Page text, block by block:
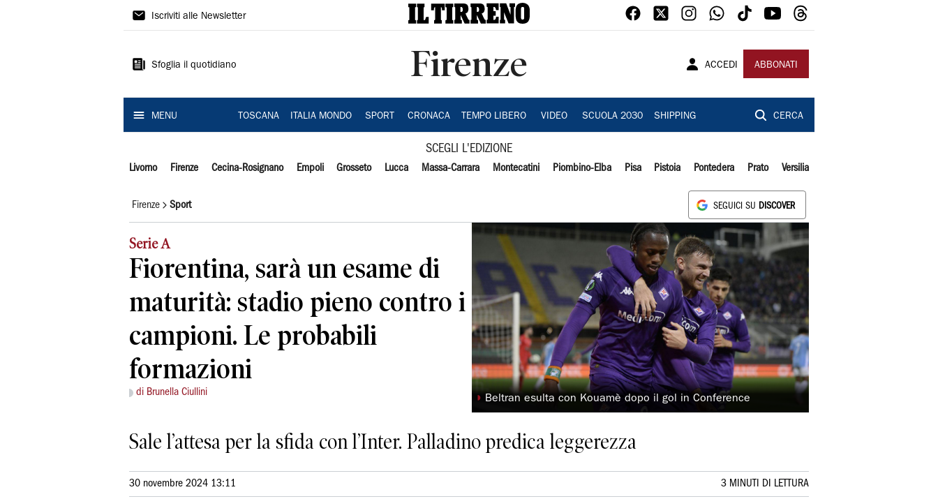
Il
Iscriviti alle Newsletter
Sfoglia il quotidiano Firenze ACCEDI ABBONATI
MENU TOSCANA ITALIA MONDO SPORT CRONACA TEMPO LIBERO VIDEO SCUOLA 2030 SHIPPING CERCA
SCEGLI L'EDIZIONE
Livorno Firenze Cecina-Rosignano Empoli Grosseto Lucca Massa-Carrara Montecatini Piombino-Elba Pisa Pistoia Pontedera Prato Versilia
Firenze Sport SEGUICI SU DISCOVER
Serie A
Fiorentina, sarà un esame di
maturità: stadio pieno contro i
campioni. Le probabili
formazioni
di Brunella Ciullini
◗ Beltran esulta con Kouamè dopo il gol in Conference
Sale l’attesa per la sfida con l’Inter. Palladino predica leggerezza
30 novembre 2024 13:11 3 MINUTI DI LETTURA